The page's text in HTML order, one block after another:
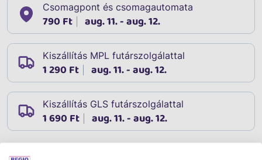
Csomagpont és csomagautomata
790 Ft aug. 11. - aug. 12.
Kiszállítás MPL futárszolgálattal
1 290 Ft aug. 11. - aug. 12.
Kiszállítás GLS futárszolgálattal
1 690 Ft aug. 11. - aug. 12.